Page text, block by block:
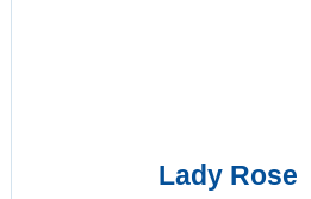
Lady Rose